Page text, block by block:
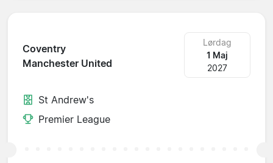
Coventry
Manchester United
Lørdag
1 Maj
2027
St Andrew's
Premier League